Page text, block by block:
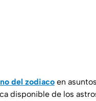
del zodiaco en
disponible de los